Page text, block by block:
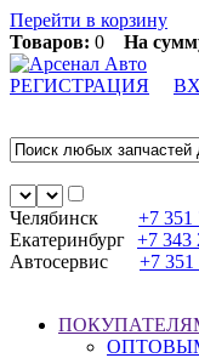
Перейти в корзину
Товаров: 0 На
РЕГИСТРАЦИЯ
Челябинск +7 351
Екатеринбург +7 343
Автосервис
+7 351